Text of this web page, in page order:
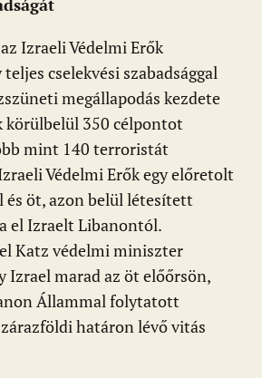
Izraeli Védelmi Erők
cselekvési szabadsággal
megállapodás kezdete
körülbelül 350 célpontot
mint 140 terroristát
Védelmi Erők egy előretolt
és öt, azon belül létesített
el Izraelt Libanontól.
Katz védelmi miniszter
Izrael marad az öt előőrsön,
Állammal folytatott
határon lévő vitás